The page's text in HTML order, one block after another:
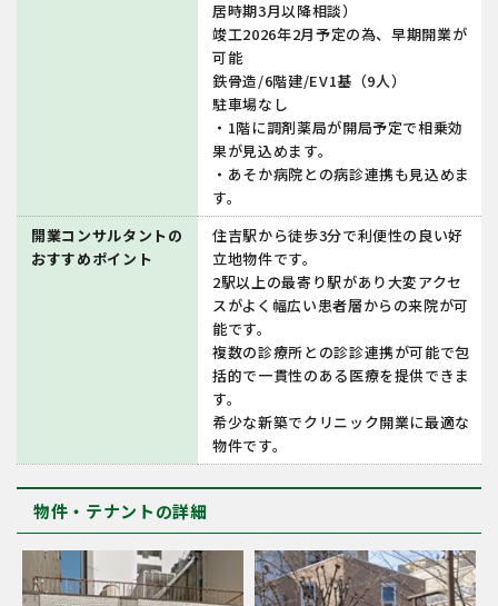
居時期3月以降相談）
竣工2026年2月予定の為、早期開業が
可能
鉄骨造/6階建/EV1基（9人）
駐車場なし
・1階に調剤薬局が開局予定で相乗効
果が見込めます。
・あそか病院との病診連携も見込めま
す。
開業コンサルタントの
おすすめポイント
住吉駅から徒歩3分で利便性の良い好
立地物件です。
2駅以上の最寄り駅があり大変アクセ
スがよく幅広い患者層からの来院が可
能です。
複数の診療所との診診連携が可能で包
括的で一貫性のある医療を提供できま
す。
希少な新築でクリニック開業に最適な
物件です。
物件・テナントの詳細